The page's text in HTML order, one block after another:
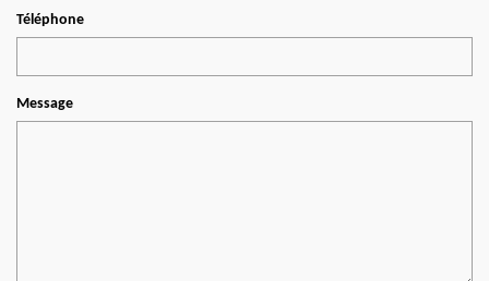
Téléphone
Message